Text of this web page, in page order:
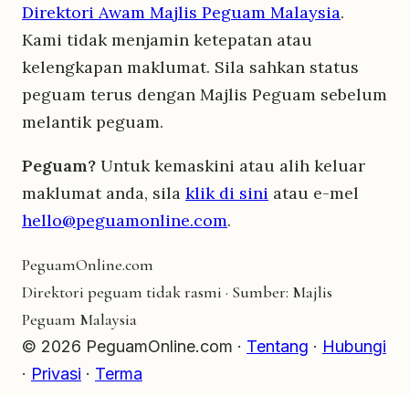
Direktori Awam Majlis Peguam Malaysia.
Kami tidak menjamin ketepatan atau
kelengkapan maklumat. Sila sahkan status
peguam terus dengan Majlis Peguam sebelum
melantik peguam.
Peguam? Untuk kemaskini atau alih keluar
maklumat anda, sila klik di sini atau e-mel
hello@peguamonline.com.
PeguamOnline.com
Direktori peguam tidak rasmi · Sumber: Majlis
Peguam Malaysia
© 2026 PeguamOnline.com · Tentang · Hubungi
· Privasi · Terma